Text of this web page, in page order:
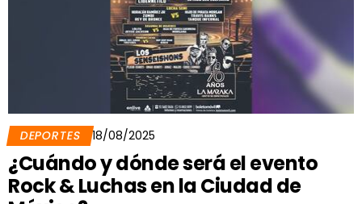
DEPORTES 18/08/2025
¿Cuándo y dónde será el evento
Rock & Luchas en la Ciudad de